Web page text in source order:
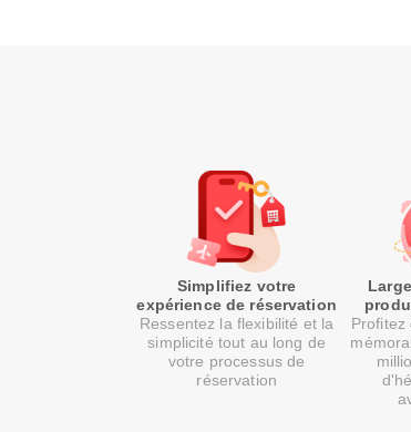
Simplifiez votre
expérience de réservation
Ressentez la flexibilité et la
simplicité tout au long de
votre processus de
réservation
Profitez